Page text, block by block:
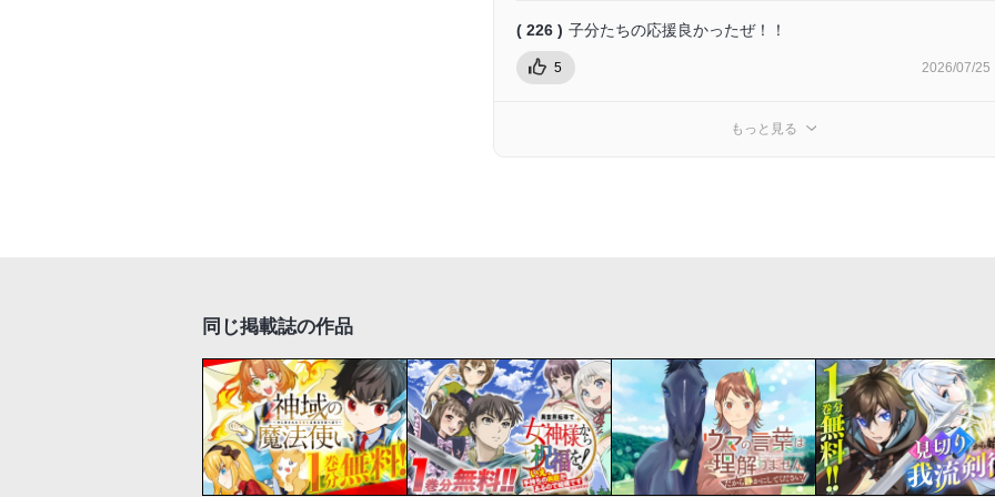
( 226 ) 子分たちの応援良かったぜ！！
5 2026/07/25
もっと見る
同じ掲載誌の作品